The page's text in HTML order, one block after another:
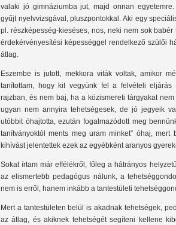
valaki jó gimnáziumba jut, majd onnan
gyűjt nyelvvizsgával, pluszpontokkal. Aki egy
pl. részképesség-kieséses, nos, neki nem sok
érdekérvényesítési képességgel rendelkező szülői
átlag.
Eszembe is jutott, mekkora viták voltak, amikor
tanítottam, hogy kit vegyünk fel a felvételi eljárás
rajzban, és nem baj, ha a közismereti tárgyakat
ugyan nem annyira tehetségesek, de jó jegyeik
utóbbit óhajtotta, ezután fogalmazódott meg
tanítványoktól ments meg uram minket” óhaj, mert
kihívást jelentettek ezek az egyébként aranyos
Sokat írtam már effélékről, főleg a hátrányos
az elismertebb pedagógus nálunk, a
nem is erről, hanem inkább a tantestületi
Mert a tantestületen belül is akadnak tehetségek,
az átlag, és akiknek tehetségét segíteni kellene